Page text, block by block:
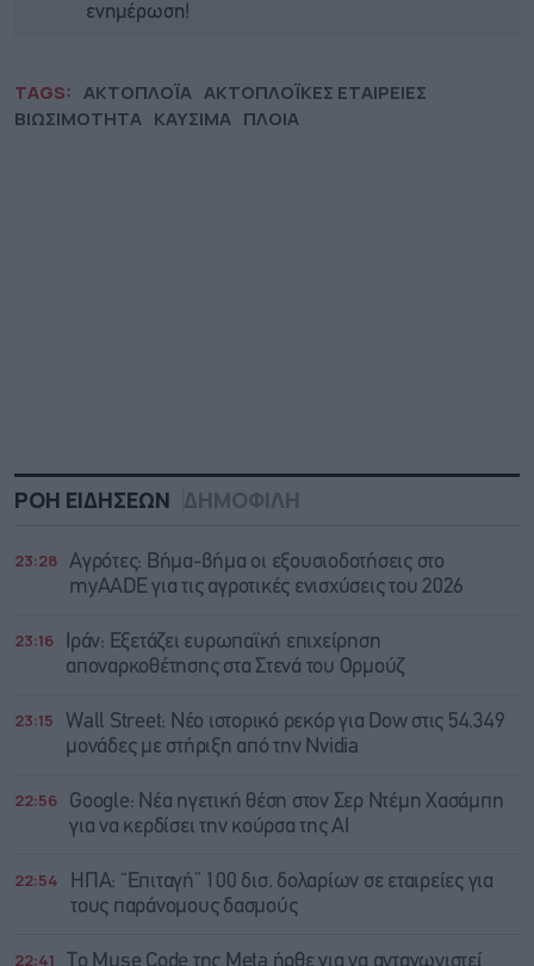
ενημέρωση!
TAGS: ΑΚΤΟΠΛΟΪΑ ΑΚΤΟΠΛΟΪΚΕΣ ΕΤΑΙΡΕΙΕΣ
ΒΙΩΣΙΜΟΤΗΤΑ ΚΑΥΣΙΜΑ ΠΛΟΙΑ
ΡΟΗ ΕΙΔΗΣΕΩΝ ΔΗΜΟΦΙΛΗ
23:28 Αγρότες: Βήμα-βήμα οι εξουσιοδοτήσεις στο
myAADE για τις αγροτικές ενισχύσεις του 2026
23:16
Ιράν: Eξετάζει ευρωπαϊκή επιχείρηση
αποναρκοθέτησης στα Στενά του Ορμούζ
23:15
Wall Street: Νέο ιστορικό ρεκόρ για Dow στις 54.349
μονάδες με στήριξη από την Nvidia
22:56
Google: Νέα ηγετική θέση στον Σερ Ντέμη Χασάμπη
για να κερδίσει την κούρσα της ΑΙ
22:54
ΗΠΑ: “Επιταγή” 100 δισ. δολαρίων σε εταιρείες για
τους παράνομους δασμούς
22:41 Το Muse Code της Meta ήρθε για να ανταγωνιστεί